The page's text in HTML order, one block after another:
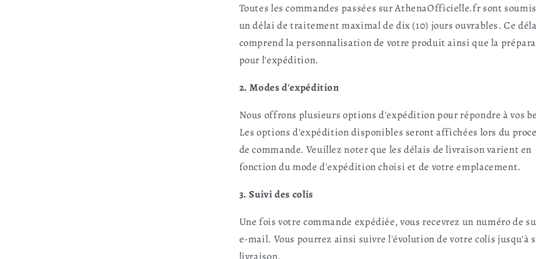
Toutes les commandes passées sur AthenaOfficielle.fr sont
un délai de traitement maximal de dix (10) jours ouvrables. Ce
comprend la personnalisation de votre produit ainsi que la
pour l'expédition.
2. Modes d'expédition
Nous offrons plusieurs options d'expédition pour répondre à vos
Les options d'expédition disponibles seront affichées lors du
de commande. Veuillez noter que les délais de livraison varient en
fonction du mode d'expédition choisi et de votre emplacement.
3. Suivi des colis
Une fois votre commande expédiée, vous recevrez un numéro de
e-mail. Vous pourrez ainsi suivre l'évolution de votre colis jusqu'à
livraison.